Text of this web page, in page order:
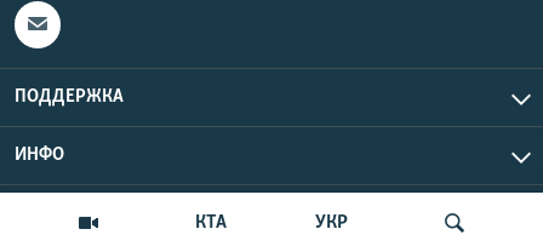
КТА УКР
ПОДДЕРЖКА
ИНФО
Copyright Крым.Реалии, 2026 | Все права защищены.
UTC+3